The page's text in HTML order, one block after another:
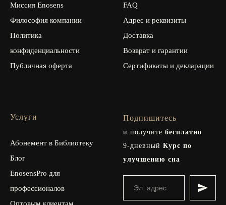
Миссия Enosens
Философия компании
Политика
конфиденциальности
Публичная оферта
FAQ
Адрес и реквизиты
Доставка
Возврат и гарантии
Сертификаты и декларации
Услуги
Абонемент в Библиотеку
Блог
EnosensPro для
профессионалов
Оптовым клиентам
Подпишитесь
и получите бесплатно
9-дневный Курс по
улучшению сна